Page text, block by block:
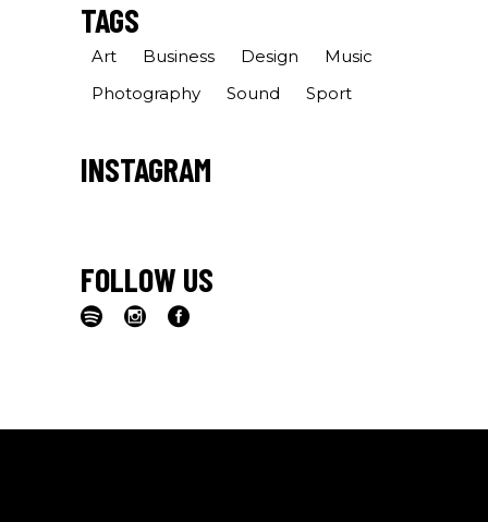
TAGS
Art Business Design
Music
Photography
Sound Sport
INSTAGRAM
FOLLOW US